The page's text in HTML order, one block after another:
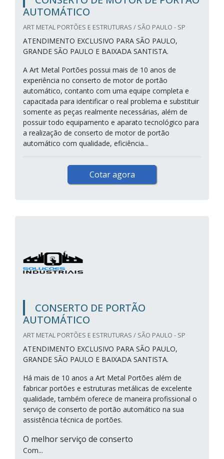
AUTOMÁTICO
ART METAL PORTÕES E ESTRUTURAS / SÃO PAULO - SP
ATENDIMENTO EXCLUSIVO PARA SÃO PAULO,
GRANDE SÃO PAULO E BAIXADA SANTISTA.
A Art Metal Portões possui mais de 10 anos de
experiência no conserto de motor de portão
automático, contanto com uma equipe completa e
capacitada para identificar o real problema e substituir
somente as peças realmente necessárias, além de
possuir todo equipamento e aparato tecnológico para
a realização de conserto de motor de portão
automático com qualidade, eficiência...
Cotar agora
CONSERTO DE PORTÃO
AUTOMÁTICO
ART METAL PORTÕES E ESTRUTURAS / SÃO PAULO - SP
ATENDIMENTO EXCLUSIVO PARA SÃO PAULO,
GRANDE SÃO PAULO E BAIXADA SANTISTA.
Há mais de 10 anos a Art Metal Portões além de
fabricar portões e estruturas metálicas de excelente
qualidade, também oferece de maneira profissional o
serviço de conserto de portão automático na sua
assistência técnica de portões.
O melhor serviço de conserto
Com...